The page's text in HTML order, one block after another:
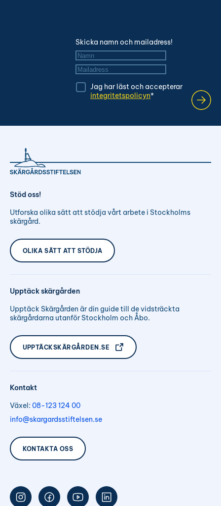
Skicka namn och mailadress!
Namn
*
Mailadress
Jag har läst och accepterar
integritetspolicyn*
Stöd oss!
Utforska olika sätt att stödja vårt arbete i Stockholms
skärgård.
OLIKA SÄTT ATT STÖDJA
Upptäck skärgården
Upptäck Skärgården är din guide till de vidsträckta
skärgårdarna utanför Stockholm och Åbo.
UPPTÄCKSKÄRGÅRDEN.SE
Kontakt
Växel: 08-123 124 00
info@skargardsstiftelsen.se
KONTAKTA OSS
Följ
oss
Följ
oss
Följ
oss
Följ
oss